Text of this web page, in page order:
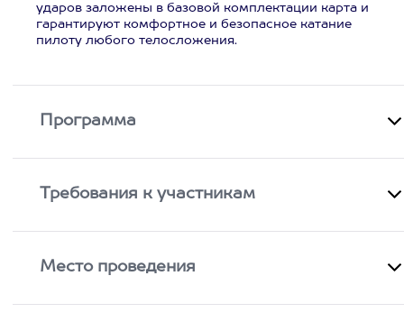
ударов заложены в базовой комплектации карта и
гарантируют комфортное и безопасное катание
пилоту любого телосложения.
Программа
Требования к участникам
Место проведения